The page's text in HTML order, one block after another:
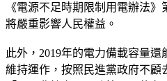
《電源不足時期限制用電辦法
將嚴重影響人民權益。
此外，2019年的電力備載容量
維持運作，按照民進黨政府不顧